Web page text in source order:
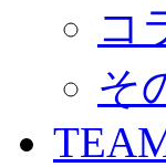
パート
クラブ
サステ
Web制
応援プ
コ
そ